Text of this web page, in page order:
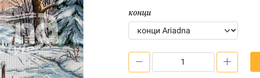
конци